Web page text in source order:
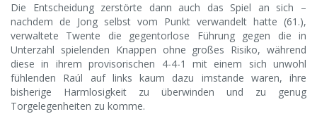
Die Entscheidung zerstörte dann auch das Spiel an sich –
nachdem de Jong selbst vom Punkt verwandelt hatte (61.),
verwaltete Twente die gegentorlose Führung gegen die in
Unterzahl spielenden Knappen ohne großes Risiko, während
diese in ihrem provisorischen 4-4-1 mit einem sich unwohl
fühlenden Raúl auf links kaum dazu imstande waren, ihre
bisherige Harmlosigkeit zu überwinden und zu genug
Torgelegenheiten zu komme.